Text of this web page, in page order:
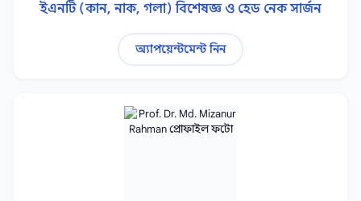
ইএনটি (কান, নাক, গলা) বিশেষজ্ঞ ও হেড নেক সার্জন
অ্যাপয়েন্টমেন্ট নিন